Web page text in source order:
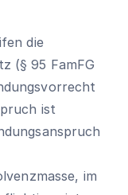
die
(§ 95 FamFG
ist
im